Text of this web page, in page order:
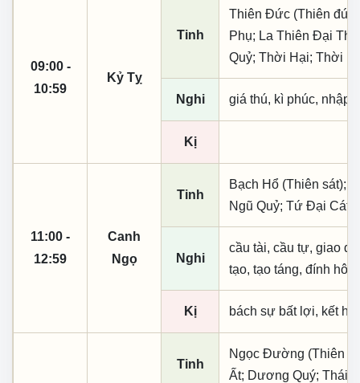
09:00 -
10:59
Kỷ Tỵ
Tinh
Thiên Đức (Thiên
Phụ; La Thiên Đại
Quỷ; Thời Hại; Thời
Nghi giá thú, kì phúc, nhập
Kị
11:00 -
12:59
Canh
Ngọ
Tinh
Bạch Hổ (Thiên sát);
Ngũ Quỷ; Tứ Đại Cát
Nghi
cầu tài, cầu tự, giao
tạo, tạo táng, đính hôn
Kị bách sự bất lợi, kết
Tinh
Ngọc Đường (Thiên
Ất; Dương Quý; Thái